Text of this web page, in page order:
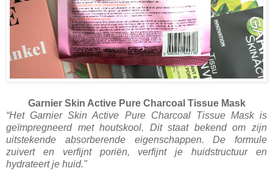
Garnier Skin Active Pure Charcoal Tissue Mask
“Het Garnier Skin Active Pure Charcoal Tissue Mask is
geïmpregneerd met houtskool. Dit staat bekend om zijn
uitstekende absorberende eigenschappen. De formule
zuivert en verfijnt poriën, verfijnt je huidstructuur en
hydrateert je huid."